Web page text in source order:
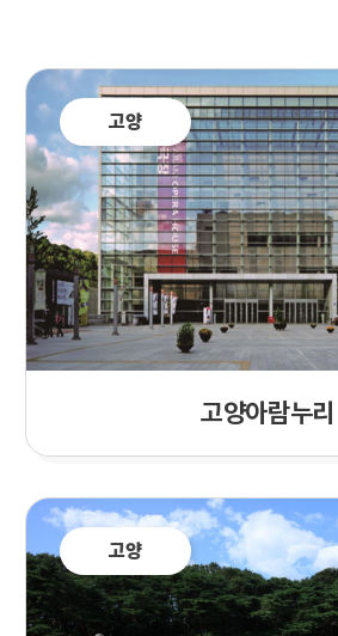
고양
고양아람누리
고양